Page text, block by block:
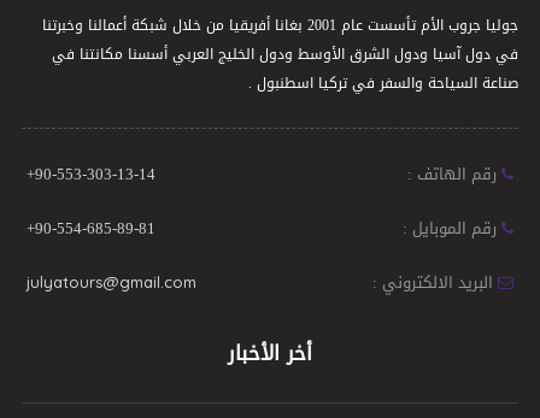
جوليا جروب الأم تأسست عام 2001 بغانا أفريقيا من خلال شبكة أعمالنا وخبرتنا
في دول آسيا ودول الشرق الأوسط ودول الخليج العربي أسسنا مكانتنا في
صناعة السياحة والسفر في تركيا اسطنبول .
رقم الهاتف :
+90-553-303-13-14
رقم الموبايل :
+90-554-685-89-81
البريد الالكتروني :
julyatours@gmail.com
أخر الأخبار